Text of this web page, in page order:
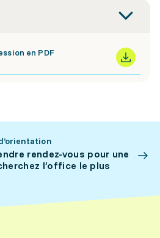
en PDF
rendez-vous pour une
l’office le plus